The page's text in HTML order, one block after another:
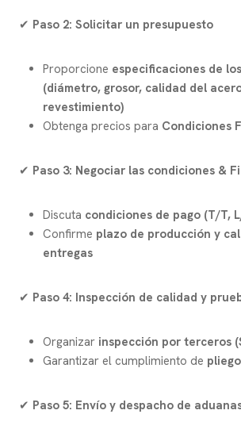
✔ Paso 2: Solicitar un presupuesto
Proporcione especificaciones de
(diámetro, grosor, calidad del
revestimiento)
Obtenga precios para Condiciones
✔ Paso 3: Negociar las condiciones &
Discuta condiciones de pago (T/T,
Confirme plazo de producción y
entregas
✔ Paso 4: Inspección de calidad y
Organizar inspección por terceros
Garantizar el cumplimiento de
✔ Paso 5: Envío y despacho de